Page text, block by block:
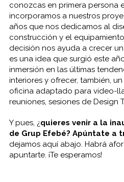
conozcas en primera persona
incorporamos a nuestros
años que nos dedicamos al
construcción y el
decisión nos ayuda a crecer
es una idea que surgió este
inmersión en las últimas
interiores y ofrecer, también,
oficina adaptado para video-
reuniones, sesiones de Design
Y pues, ¿quieres venir a la
de Grup Efebé? Apúntate a
dejamos aquí abajo. Habrá
apuntarte. ¡Te esperamos!